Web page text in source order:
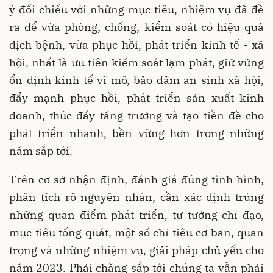
ý đối chiếu với những mục tiêu, nhiệm vụ đã đề
ra để vừa phòng, chống, kiểm soát có hiệu quả
dịch bệnh, vừa phục hồi, phát triển kinh tế - xã
hội, nhất là ưu tiên kiểm soát lạm phát, giữ vững
ổn định kinh tế vĩ mô, bảo đảm an sinh xã hội,
đẩy mạnh phục hồi, phát triển sản xuất kinh
doanh, thúc đẩy tăng trưởng và tạo tiền đề cho
phát triển nhanh, bền vững hơn trong những
năm sắp tới.
Trên cơ sở nhận định, đánh giá đúng tình hình,
phân tích rõ nguyên nhân, cần xác định trúng
những quan điểm phát triển, tư tưởng chỉ đạo,
mục tiêu tổng quát, một số chỉ tiêu cơ bản, quan
trọng và những nhiệm vụ, giải pháp chủ yếu cho
năm 2023. Phải chăng sắp tới chúng ta vẫn phải